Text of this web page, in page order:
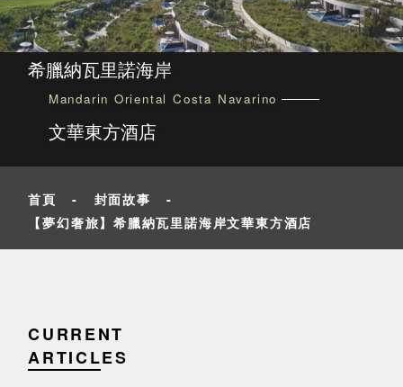
希臘納瓦里諾海岸
Mandarin Oriental Costa Navarino
文華東方酒店
首頁 - 封面故事
-
【夢幻奢旅】希臘納瓦里諾海岸文華東方酒店
CURRENT
ARTICLES